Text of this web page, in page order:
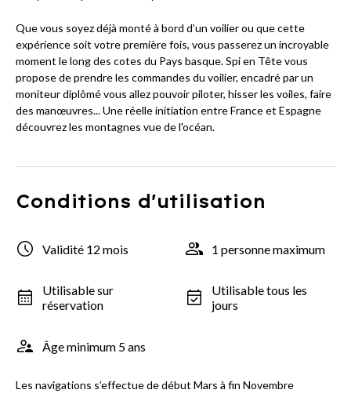
Que vous soyez déjà monté à bord d’un voilier ou que cette
expérience soit votre première fois, vous passerez un incroyable
moment le long des cotes du Pays basque. Spi en Tête vous
propose de prendre les commandes du voilier, encadré par un
moniteur diplômé vous allez pouvoir piloter, hisser les voiles, faire
des manœuvres... Une réelle initiation entre France et Espagne
découvrez les montagnes vue de l'océan.
Conditions d'utilisation
Validité 12 mois 1 personne maximum
Utilisable sur
réservation
Utilisable tous les
jours
Âge minimum 5 ans
Les navigations s’effectue de début Mars à fin Novembre